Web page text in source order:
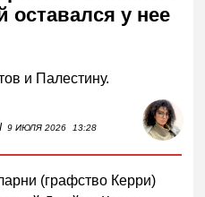
оставался у нее
и Палестину.
I 9 ИЮЛЯ 2026 13:28
(графство Керри)